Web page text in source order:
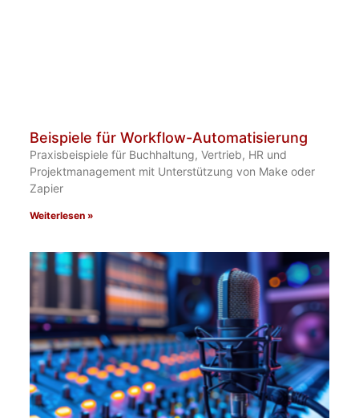
Beispiele für Workflow-Automatisierung
Praxisbeispiele für Buchhaltung, Vertrieb, HR und
Projektmanagement mit Unterstützung von Make oder
Zapier
Weiterlesen »